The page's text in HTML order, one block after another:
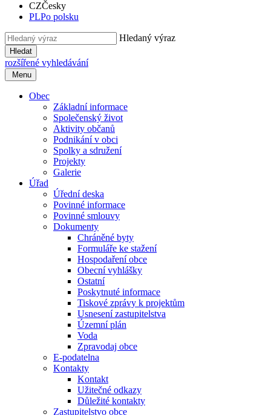
CZČesky
PLPo polsku
Hledaný výraz
Hledat
rozšířené vyhledávání
Menu
Obec
Základní informace
Společenský život
Aktivity občanů
Podnikání v obci
Spolky a sdružení
Projekty
Galerie
Úřad
Úřední deska
Povinné informace
Povinné smlouvy
Dokumenty
Chráněné byty
Formuláře ke stažení
Hospodaření obce
Obecní vyhlášky
Ostatní
Poskytnuté informace
Tiskové zprávy k projektům
Usnesení zastupitelstva
Územní plán
Voda
Zpravodaj obce
E-podatelna
Kontakty
Kontakt
Užitečné odkazy
Důležité kontakty
Zastupitelstvo obce